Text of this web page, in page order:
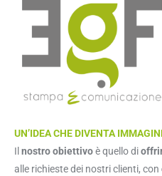
UN’IDEA CHE DIVENTA
Il nostro obiettivoè quello di
alle richieste dei nostri clienti, con